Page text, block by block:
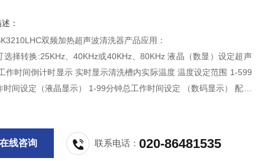
：
双频加热超声波清洗器产品应用：
选择转换:25KHz、40KHz或40KHz、80KHz 液晶（数显）设定超声
作时间倒计时显示 实时显示清洗槽内实际温度 温度设定范围 1-599
时间设定（液晶显示） 1-99分钟总工作时间设定 （数码显示） 配有
在线咨询 联系电话：020-86481535